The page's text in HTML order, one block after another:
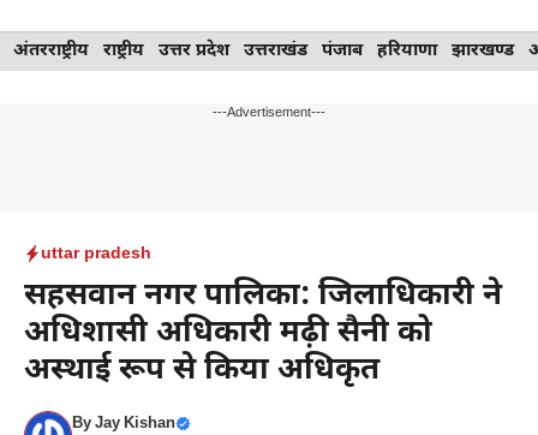
Skip
to
अंतरराष्ट्रीय राष्ट्रीय उत्तर प्रदेश उत्तराखंड पंजाब हरियाणा झारखण्ड
---Advertisement---
uttar pradesh
सहसवान नगर पालिका: जिलाधिकारी ने
अधिशासी अधिकारी मढ़ी सैनी को
अस्थाई रूप से किया अधिकृत
ByJay Kishan